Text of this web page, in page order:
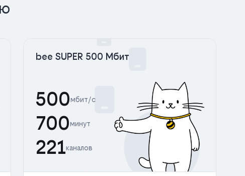
bee SUPER 500 Мбит
500мбит/с
700минут
221каналов